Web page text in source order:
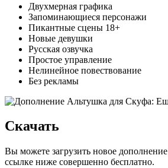
Двухмерная графика
Запоминающиеся персонажи
Пикантные сцены 18+
Новые девушки
Русская озвучка
Простое управление
Нелинейное повествование
Без рекламы
Скачать
Вы можете загрузить новое
ссылке ниже совершенно бесплатно.